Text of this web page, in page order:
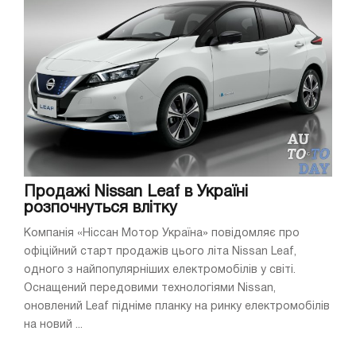
Продажі Nissan Leaf в Україні
розпочнуться влітку
Компанія «Ніссан Мотор Україна» повідомляє про
офіційний старт продажів цього літа Nissan Leaf,
одного з найпопулярніших електромобілів у світі.
Оснащений передовими технологіями Nissan,
оновлений Leaf підніме планку на ринку електромобілів
на новий ...